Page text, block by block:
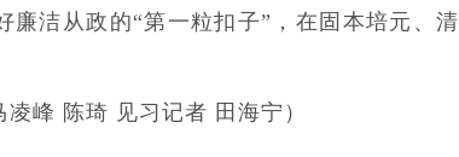
洁从政的“第一粒扣子”，在固本培元、清
峰 陈琦 见习记者 田海宁）